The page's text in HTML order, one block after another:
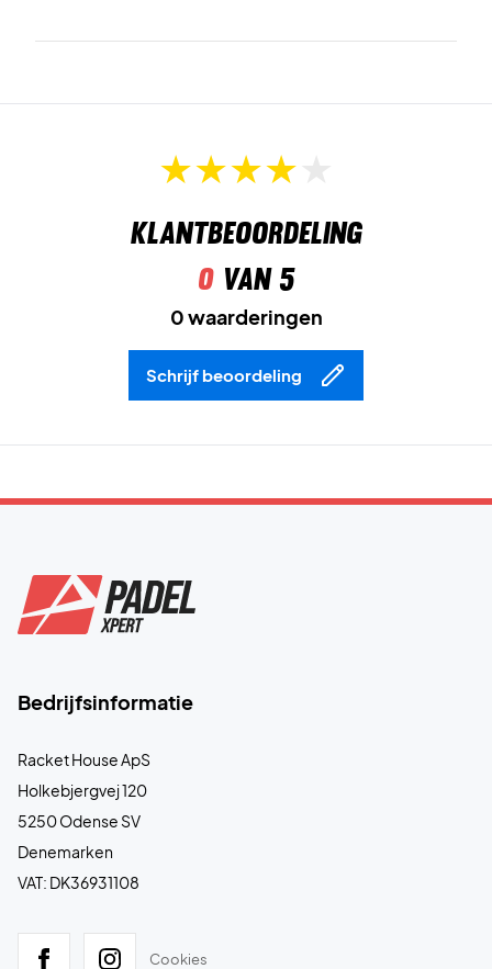
Klantbeoordeling
0van 5
0 waarderingen
Schrijf beoordeling
Bedrijfsinformatie
Racket House ApS
Holkebjergvej 120
5250 Odense SV
Denemarken
VAT: DK36931108
Cookies